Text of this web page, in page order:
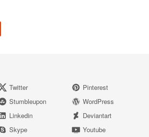
Twitter
Pinterest
Stumbleupon
WordPress
Linkedin
Deviantart
Skype Youtube